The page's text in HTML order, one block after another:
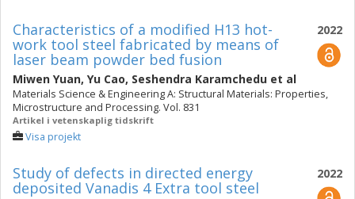
2022
Characteristics of a modified H13 hot-
work tool steel fabricated by means of
laser beam powder bed fusion
Miwen Yuan, Yu Cao, Seshendra Karamchedu et al
Materials Science & Engineering A: Structural Materials: Properties,
Microstructure and Processing. Vol. 831
Artikel i vetenskaplig tidskrift
Visa projekt
2022
Study of defects in directed energy
deposited Vanadis 4 Extra tool steel